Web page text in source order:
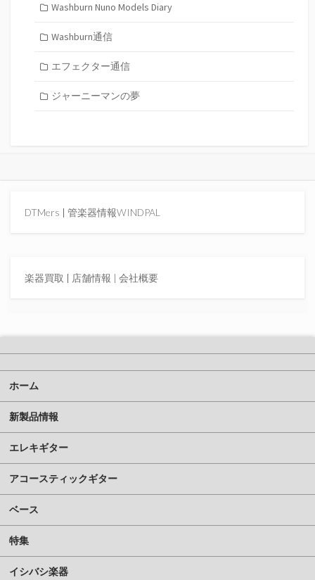
Washburn Nuno Models Diary
Washburn通信
エフェクター通信
ジャーニーマンの夢
DTMers | 管楽器情報WINDPAL
楽器買取 | 店舗情報 | 会社概要
ホーム
新製品情報
エレキギター
アコースティックギター
ベース
特集
イシバシ楽器